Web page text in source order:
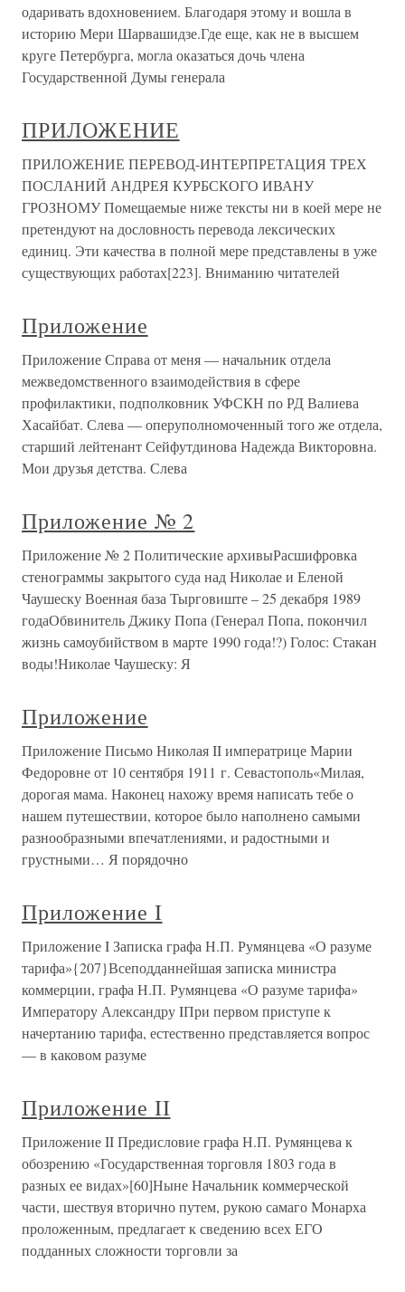
одаривать вдохновением. Благодаря этому и вошла в
историю Мери Шарвашидзе.Где еще, как не в высшем
круге Петербурга, могла оказаться дочь члена
Государственной Думы генерала
ПРИЛОЖЕНИЕ
ПРИЛОЖЕНИЕ ПЕРЕВОД-ИНТЕРПРЕТАЦИЯ ТРЕХ
ПОСЛАНИЙ АНДРЕЯ КУРБСКОГО ИВАНУ
ГРОЗНОМУ Помещаемые ниже тексты ни в коей мере не
претендуют на дословность перевода лексических
единиц. Эти качества в полной мере представлены в уже
существующих работах[223]. Вниманию читателей
Приложение
Приложение Справа от меня — начальник отдела
межведомственного взаимодействия в сфере
профилактики, подполковник УФСКН по РД Валиева
Хасайбат. Слева — оперуполномоченный того же отдела,
старший лейтенант Сейфутдинова Надежда Викторовна.
Мои друзья детства. Слева
Приложение № 2
Приложение № 2 Политические архивыРасшифровка
стенограммы закрытого суда над Николае и Еленой
Чаушеску Военная база Тырговиште – 25 декабря 1989
годаОбвинитель Джику Попа (Генерал Попа, покончил
жизнь самоубийством в марте 1990 года!?) Голос: Стакан
воды!Николае Чаушеску: Я
Приложение
Приложение Письмо Николая II императрице Марии
Федоровне от 10 сентября 1911 г. Севастополь«Милая,
дорогая мама. Наконец нахожу время написать тебе о
нашем путешествии, которое было наполнено самыми
разнообразными впечатлениями, и радостными и
грустными… Я порядочно
Приложение I
Приложение I Записка графа Н.П. Румянцева «О разуме
тарифа»{207}Всеподданнейшая записка министра
коммерции, графа Н.П. Румянцева «О разуме тарифа»
Императору Александру IПри первом приступе к
начертанию тарифа, естественно представляется вопрос
— в каковом разуме
Приложение II
Приложение II Предисловие графа Н.П. Румянцева к
обозрению «Государственная торговля 1803 года в
разных ее видах»[60]Ныне Начальник коммерческой
части, шествуя вторично путем, рукою самаго Монарха
проложенным, предлагает к сведению всех ЕГО
подданных сложности торговли за